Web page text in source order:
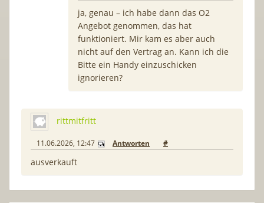
ja, genau – ich habe dann das O2
Angebot genommen, das hat
funktioniert. Mir kam es aber auch
nicht auf den Vertrag an. Kann ich die
Bitte ein Handy einzuschicken
ignorieren?
rittmitfritt
11.06.2026, 12:47 Antworten #
ausverkauft